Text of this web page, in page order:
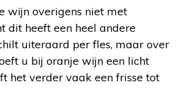
wijn overigens niet met
dit heeft een heel andere
uiteraard per fles, maar over
u bij oranje wijn een licht
het verder vaak een frisse tot